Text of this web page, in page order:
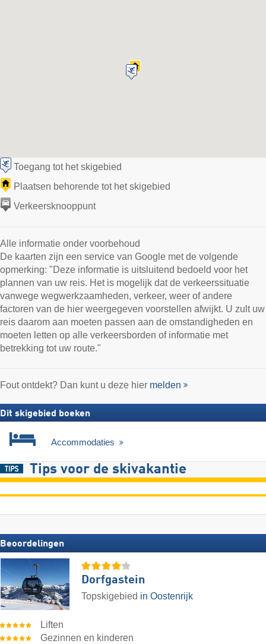
Toegang tot het skigebied
Plaatsen behorende tot het skigebied
Verkeersknooppunt
Alle informatie onder voorbehoud
De kaarten zijn een service van Google met de volgende
opmerking: "Deze informatie is uitsluitend bedoeld voor het
plannen van uw reis. Het is mogelijk dat de verkeerssituatie
vanwege wegwerkzaamheden, verkeer, weer of andere
factoren van de hier weergegeven voorstellen afwijkt. U zult uw
reis daarom aan moeten passen aan de omstandigheden en
moeten letten op alle verkeersborden of informatie met
betrekking tot uw route."
Fout ontdekt? Dan kunt u deze hier melden
Dit skigebied boeken
Accommodaties
Tips voor de skivakantie
Beoordelingen
Dorfgastein
Topskigebied in Oostenrijk
Liften
Gezinnen en kinderen